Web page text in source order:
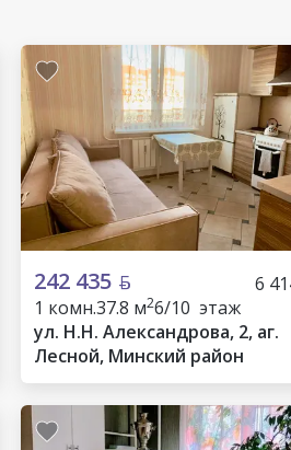
242 435 6
1 комн.37.8 м26/10 этаж
ул. Н.Н. Александрова, 2, аг.
Лесной, Минский район